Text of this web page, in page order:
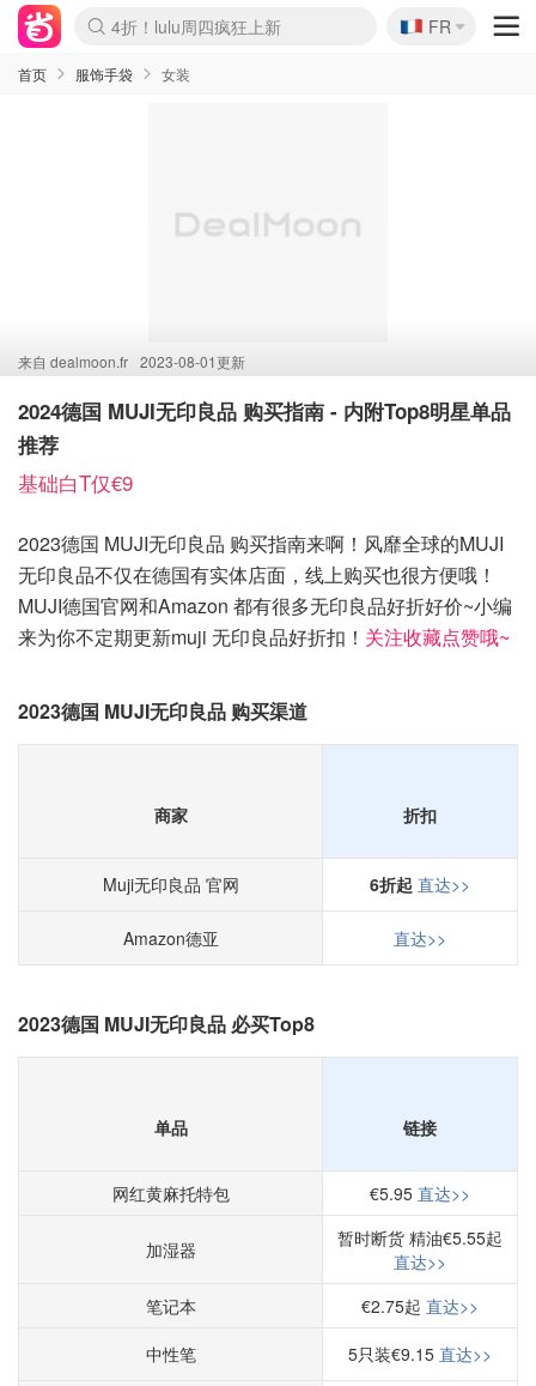
Boticinal 夏促开抢！
4折！lulu周四疯狂上新
还没结束！&OtherStories大促
Joybuy变相75折 随时失效
速领！Stanley独家85折
疑似霸哥！Camper额外叠85折
Zalando 奥莱闪促！每日更新
Moncler反季囤！5折起+叠9折
Coach Brooklyn仅€192
🇫🇷
FR
首页 服饰手袋 女装
来自 dealmoon.fr 2023-08-01更新
2024德国 MUJI无印良品 购买指南 - 内附Top8明星单品
推荐
基础白T仅€9
2023德国 MUJI无印良品 购买指南来啊！风靡全球的MUJI
无印良品不仅在德国有实体店面，线上购买也很方便哦！
MUJI德国官网和Amazon 都有很多无印良品好折好价~小编
来为你不定期更新muji 无印良品好折扣！ 关注收藏点赞哦~
2023德国 MUJI无印良品 购买渠道
商家 折扣
Muji无印良品 官网 6折起 直达>>
Amazon德亚 直达>>
2023德国 MUJI无印良品 必买Top8
单品 链接
网红黄麻托特包 €5.95 直达>>
加湿器
暂时断货 精油€5.55起
直达>>
笔记本
€2.75起 直达>>
中性笔
5只装€9.15 直达>>